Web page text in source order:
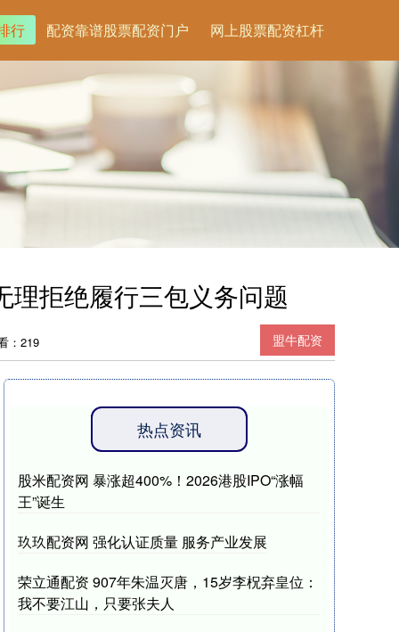
行 配资靠谱股票配资门户 网上股票配资杠杆
理拒绝履行三包义务问题
盟牛配资
：219
热点资讯
股米配资网 暴涨超400%！2026港股IPO“涨幅
王”诞生
玖玖配资网 强化认证质量 服务产业发展
荣立通配资 907年朱温灭唐，15岁李柷弃皇位：
我不要江山，只要张夫人